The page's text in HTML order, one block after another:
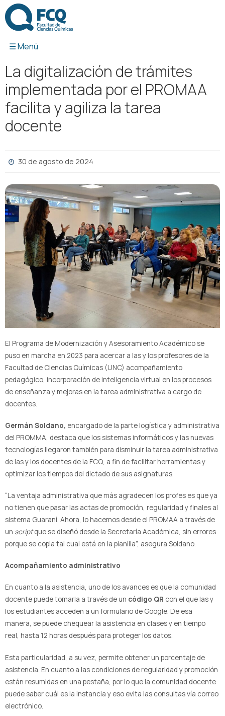
contenido
La digitalización de trámites
implementada por el PROMAA
facilita y agiliza la tarea
docente
30 de agosto de 2024
El Programa de Modernización y Asesoramiento Académico se
puso en marcha en 2023 para acercar a las y los profesores de la
Facultad de Ciencias Químicas (UNC) acompañamiento
pedagógico, incorporación de inteligencia virtual en los procesos
de enseñanza y mejoras en la tarea administrativa a cargo de
docentes.
Germán Soldano, encargado de la parte logística y administrativa
del PROMMA, destaca que los sistemas informáticos y las nuevas
tecnologías llegaron también para disminuir la tarea administrativa
de las y los docentes de la FCQ, a fin de facilitar herramientas y
optimizar los tiempos del dictado de sus asignaturas.
“La ventaja administrativa que más agradecen los profes es que ya
no tienen que pasar las actas de promoción, regularidad y finales al
sistema Guaraní. Ahora, lo hacemos desde el PROMAA a través de
un scriptque se diseñó desde la Secretaría Académica, sin errores
porque se copia tal cual está en la planilla”, asegura Soldano.
Acompañamiento administrativo
En cuanto a la asistencia, uno de los avances es que la comunidad
docente puede tomarla a través de un código QR con el que las y
los estudiantes acceden a un formulario de Google. De esa
manera, se puede chequear la asistencia en clases y en tiempo
real, hasta 12 horas después para proteger los datos.
Esta particularidad, a su vez, permite obtener un porcentaje de
asistencia. En cuanto a las condiciones de regularidad y promoción
están resumidas en una pestaña, por lo que la comunidad docente
puede saber cuál es la instancia y eso evita las consultas vía correo
electrónico.